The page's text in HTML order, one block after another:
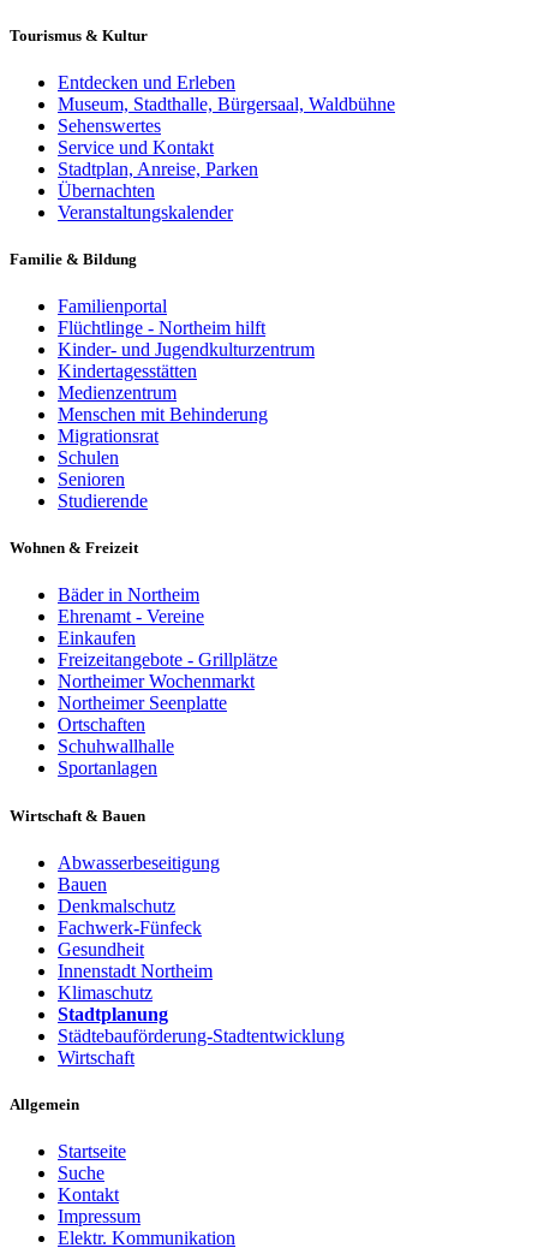
Tourismus & Kultur
Entdecken und Erleben
Museum, Stadthalle, Bürgersaal, Waldbühne
Sehenswertes
Service und Kontakt
Stadtplan, Anreise, Parken
Übernachten
Veranstaltungskalender
Familie & Bildung
Familienportal
Flüchtlinge - Northeim hilft
Kinder- und Jugendkulturzentrum
Kindertagesstätten
Medienzentrum
Menschen mit Behinderung
Migrationsrat
Schulen
Senioren
Studierende
Wohnen & Freizeit
Bäder in Northeim
Ehrenamt - Vereine
Einkaufen
Freizeitangebote - Grillplätze
Northeimer Wochenmarkt
Northeimer Seenplatte
Ortschaften
Schuhwallhalle
Sportanlagen
Wirtschaft & Bauen
Abwasserbeseitigung
Bauen
Denkmalschutz
Fachwerk-Fünfeck
Gesundheit
Innenstadt Northeim
Klimaschutz
Stadtplanung
Städtebauförderung-Stadtentwicklung
Wirtschaft
Allgemein
Startseite
Suche
Kontakt
Impressum
Elektr. Kommunikation